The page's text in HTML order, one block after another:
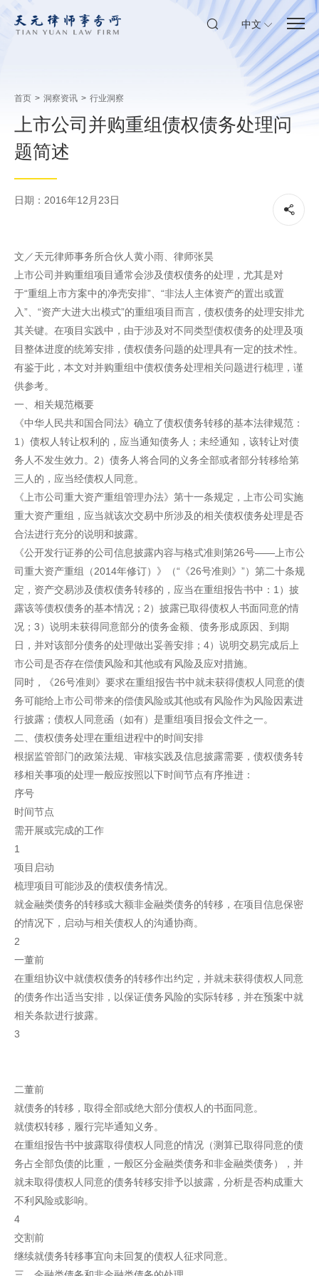
中文
首页 > 洞察资讯 > 行业洞察
上市公司并购重组债权债务处理问
题简述
日期：2016年12月23日
文／天元律师事务所合伙人黄小雨、律师张昊
上市公司并购重组项目通常会涉及债权债务的处理，尤其是对
于“重组上市方案中的净壳安排”、“非法人主体资产的置出或置
入”、“资产大进大出模式”的重组项目而言，债权债务的处理安排尤
其关键。在项目实践中，由于涉及对不同类型债权债务的处理及项
目整体进度的统筹安排，债权债务问题的处理具有一定的技术性。
有鉴于此，本文对并购重组中债权债务处理相关问题进行梳理，谨
供参考。
一、相关规范概要
《中华人民共和国合同法》确立了债权债务转移的基本法律规范：
1）债权人转让权利的，应当通知债务人；未经通知，该转让对债
务人不发生效力。2）债务人将合同的义务全部或者部分转移给第
三人的，应当经债权人同意。
《上市公司重大资产重组管理办法》第十一条规定，上市公司实施
重大资产重组，应当就该次交易中所涉及的相关债权债务处理是否
合法进行充分的说明和披露。
《公开发行证券的公司信息披露内容与格式准则第26号——上市公
司重大资产重组（2014年修订）》（“《26号准则》”）第二十条规
定，资产交易涉及债权债务转移的，应当在重组报告书中：1）披
露该等债权债务的基本情况；2）披露已取得债权人书面同意的情
况；3）说明未获得同意部分的债务金额、债务形成原因、到期
日，并对该部分债务的处理做出妥善安排；4）说明交易完成后上
市公司是否存在偿债风险和其他或有风险及应对措施。
同时，《26号准则》要求在重组报告书中就未获得债权人同意的债
务可能给上市公司带来的偿债风险或其他或有风险作为风险因素进
行披露；债权人同意函（如有）是重组项目报会文件之一。
二、债权债务处理在重组进程中的时间安排
根据监管部门的政策法规、审核实践及信息披露需要，债权债务转
移相关事项的处理一般应按照以下时间节点有序推进：
序号
时间节点
需开展或完成的工作
1
项目启动
梳理项目可能涉及的债权债务情况。
就金融类债务的转移或大额非金融类债务的转移，在项目信息保密
的情况下，启动与相关债权人的沟通协商。
2
一董前
在重组协议中就债权债务的转移作出约定，并就未获得债权人同意
的债务作出适当安排，以保证债务风险的实际转移，并在预案中就
相关条款进行披露。
3
二董前
就债务的转移，取得全部或绝大部分债权人的书面同意。
就债权转移，履行完毕通知义务。
在重组报告书中披露取得债权人同意的情况（测算已取得同意的债
务占全部负债的比重，一般区分金融类债务和非金融类债务），并
就未取得债权人同意的债务转移安排予以披露，分析是否构成重大
不利风险或影响。
4
交割前
继续就债务转移事宜向未回复的债权人征求同意。